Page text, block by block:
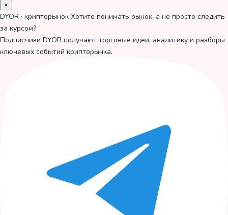
×
DYOR · крипторынок Хотите понимать рынок, а не просто следить
за курсом?
Подписчики DYOR получают торговые идеи, аналитику и разборы
ключевых событий крипторынка.